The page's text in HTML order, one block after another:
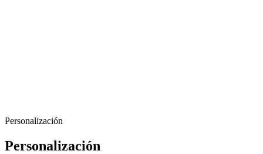
Personalización
Personalización